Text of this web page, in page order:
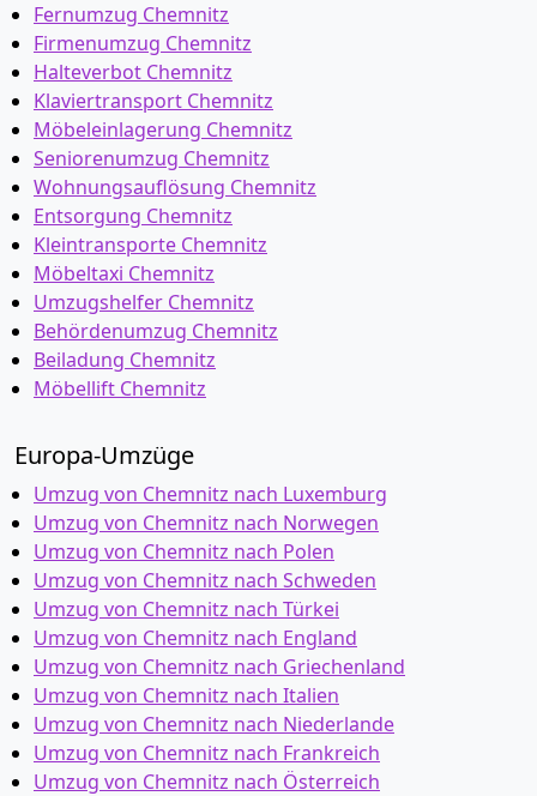
Fernumzug Chemnitz
Firmenumzug Chemnitz
Halteverbot Chemnitz
Klaviertransport Chemnitz
Möbeleinlagerung Chemnitz
Seniorenumzug Chemnitz
Wohnungsauflösung Chemnitz
Entsorgung Chemnitz
Kleintransporte Chemnitz
Möbeltaxi Chemnitz
Umzugshelfer Chemnitz
Behördenumzug Chemnitz
Beiladung Chemnitz
Möbellift Chemnitz
Europa-Umzüge
Umzug von Chemnitz nach Luxemburg
Umzug von Chemnitz nach Norwegen
Umzug von Chemnitz nach Polen
Umzug von Chemnitz nach Schweden
Umzug von Chemnitz nach Türkei
Umzug von Chemnitz nach England
Umzug von Chemnitz nach Griechenland
Umzug von Chemnitz nach Italien
Umzug von Chemnitz nach Niederlande
Umzug von Chemnitz nach Frankreich
Umzug von Chemnitz nach Österreich